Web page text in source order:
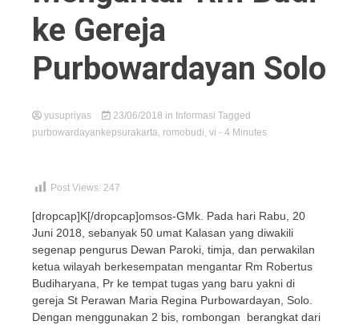
ke Gereja
Purbowardayan Solo
yusupriyas 23/06/2018 in Informasi Tagged
purbowardayankepsurakarta, romobudi, vi - 4 Minutes
Post Views: 247
[dropcap]K[/dropcap]omsos-GMk. Pada hari Rabu, 20
Juni 2018, sebanyak 50 umat Kalasan yang diwakili
segenap pengurus Dewan Paroki, timja, dan perwakilan
ketua wilayah berkesempatan mengantar Rm Robertus
Budiharyana, Pr ke tempat tugas yang baru yakni di
gereja St Perawan Maria Regina Purbowardayan, Solo.
Dengan menggunakan 2 bis, rombongan berangkat dari